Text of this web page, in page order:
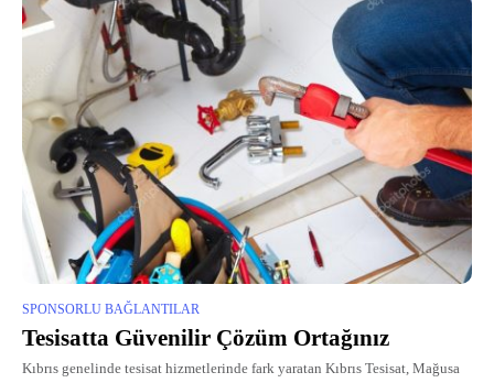
SPONSORLU BAĞLANTILAR
Tesisatta Güvenilir Çözüm Ortağınız
Kıbrıs genelinde tesisat hizmetlerinde fark yaratan Kıbrıs Tesisat, Mağusa